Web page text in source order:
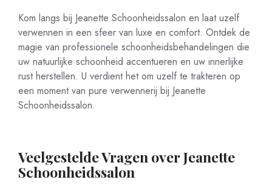
Kom langs bij Jeanette Schoonheidssalon en laat uzelf
verwennen in een sfeer van luxe en comfort. Ontdek de
magie van professionele schoonheidsbehandelingen die
uw natuurlijke schoonheid accentueren en uw innerlijke
rust herstellen. U verdient het om uzelf te trakteren op
een moment van pure verwennerij bij Jeanette
Schoonheidssalon.
Veelgestelde Vragen over Jeanette
Schoonheidssalon